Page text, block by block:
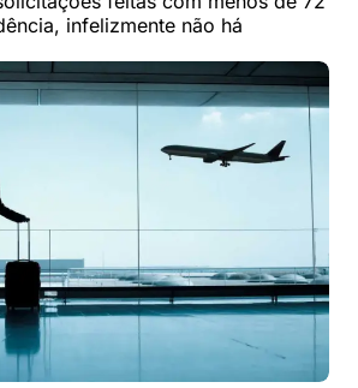
infelizmente não há